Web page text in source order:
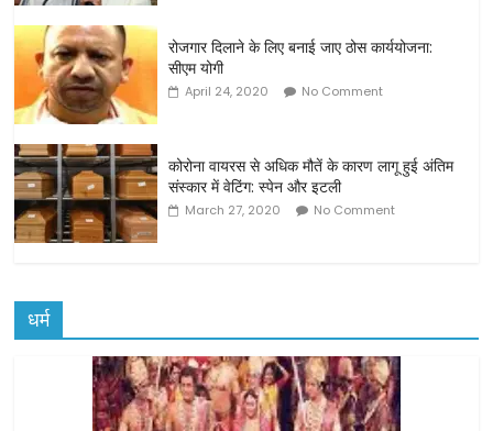
रोजगार दिलाने के लिए बनाई जाए ठोस कार्ययोजना:
सीएम योगी
April 24, 2020 No Comment
कोरोना वायरस से अधिक मौतें के कारण लागू हुई अंतिम
संस्कार में वेटिंग: स्पेन और इटली
March 27, 2020 No Comment
धर्म